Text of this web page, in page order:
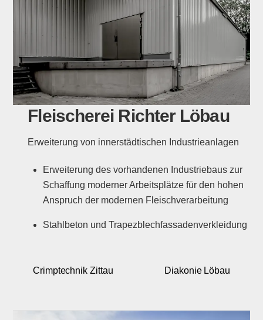
Fleischerei Richter Löbau
Erweiterung von innerstädtischen Industrieanlagen
Erweiterung des vorhandenen Industriebaus zur
Schaffung moderner Arbeitsplätze für den hohen
Anspruch der modernen Fleischverarbeitung
Stahlbeton und Trapezblechfassadenverkleidung
Crimptechnik Zittau Diakonie Löbau